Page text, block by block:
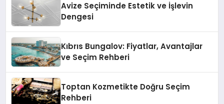
Avize Seçiminde Estetik ve İşlevin
Dengesi
Kıbrıs Bungalov: Fiyatlar, Avantajlar
ve Seçim Rehberi
Toptan Kozmetikte Doğru Seçim
Rehberi